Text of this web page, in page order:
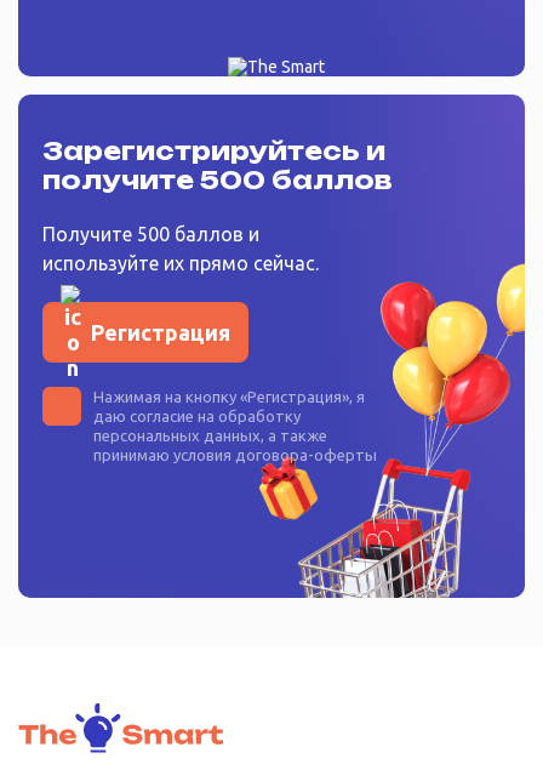
Зарегистрируйтесь и
получите 500 баллов
Получите 500 баллов и
используйте их прямо сейчас.
Регистрация
Нажимая на кнопку «Регистрация», я
даю согласие на обработку
персональных данных, а также
принимаю условия договора-оферты